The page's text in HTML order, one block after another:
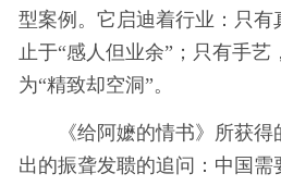
型案例。它启迪着行业：只有
止于“感人但业余”；只有手艺
为“精致却空洞”。
《给阿嬷的情书》所获
出的振聋发聩的追问：中国